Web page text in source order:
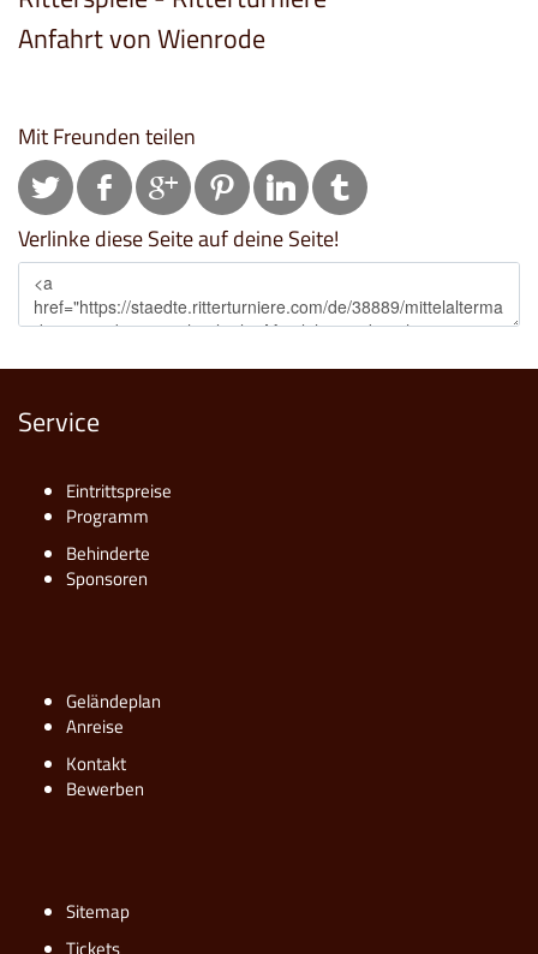
Anfahrt von Wienrode
Mit Freunden teilen
Verlinke diese Seite auf deine Seite!
Service
Eintrittspreise
Programm
Behinderte
Sponsoren
Geländeplan
Anreise
Kontakt
Bewerben
Sitemap